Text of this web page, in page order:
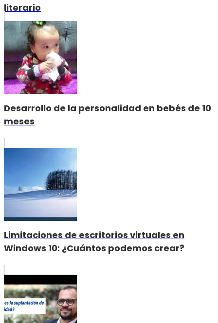
literario
Desarrollo de la personalidad en bebés de 10
meses
Limitaciones de escritorios virtuales en
Windows 10: ¿Cuántos podemos crear?